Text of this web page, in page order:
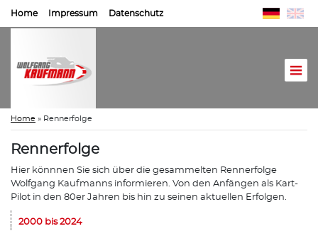
Home Impressum Datenschutz
Home » Rennerfolge
Rennerfolge
Hier könnnen Sie sich über die gesammelten Rennerfolge
Wolfgang Kaufmanns informieren. Von den Anfängen als Kart-
Pilot in den 80er Jahren bis hin zu seinen aktuellen Erfolgen.
2000 bis 2024